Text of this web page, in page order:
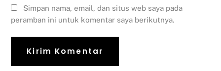
Simpan nama, email, dan situs web saya pada
peramban ini untuk komentar saya berikutnya.